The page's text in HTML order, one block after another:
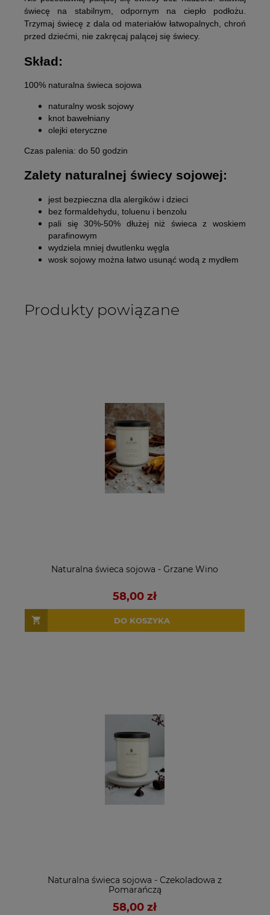
świecę na stabilnym, odpornym na ciepło podłożu.
Trzymaj świecę z dala od materiałów łatwopalnych, chroń
przed dziećmi, nie zakręcaj palącej się świecy.
Skład:
100% naturalna świeca sojowa
naturalny wosk sojowy
knot bawełniany
olejki eteryczne
Czas palenia: do 50 godzin
Zalety naturalnej świecy sojowej:
jest bezpieczna dla alergików i dzieci
bez formaldehydu, toluenu i benzolu
pali się 30%-50% dłużej niż świeca z woskiem
parafinowym
wydziela mniej dwutlenku węgla
wosk sojowy można łatwo usunąć wodą z mydłem
Produkty powiązane
Naturalna świeca sojowa - Grzane Wino
58,00 zł
DO KOSZYKA
Naturalna świeca sojowa - Czekoladowa z
Pomarańczą
58,00 zł